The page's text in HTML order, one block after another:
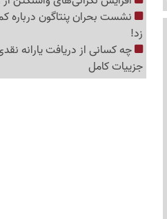
نشست بحران پنتاگون
زد!
چه کسانی از دریافت یارانه
جزییات کامل